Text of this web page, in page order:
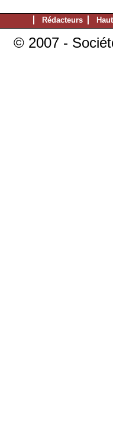
Rédacteurs
© 2007 -